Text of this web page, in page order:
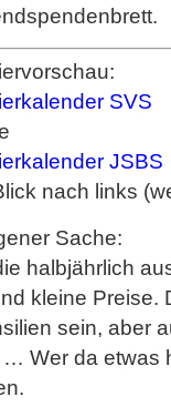
SVS
JSBS
nach links
Sache:
halbjährlich
kleine
sein, aber
Wer da etwas